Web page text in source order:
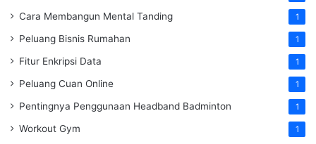
Cara Membangun Mental Tanding 1
Peluang Bisnis Rumahan 1
Fitur Enkripsi Data 1
Peluang Cuan Online 1
Pentingnya Penggunaan Headband Badminton 1
Workout Gym 1